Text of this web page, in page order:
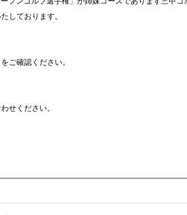
しております。
ご確認ください。
せください。